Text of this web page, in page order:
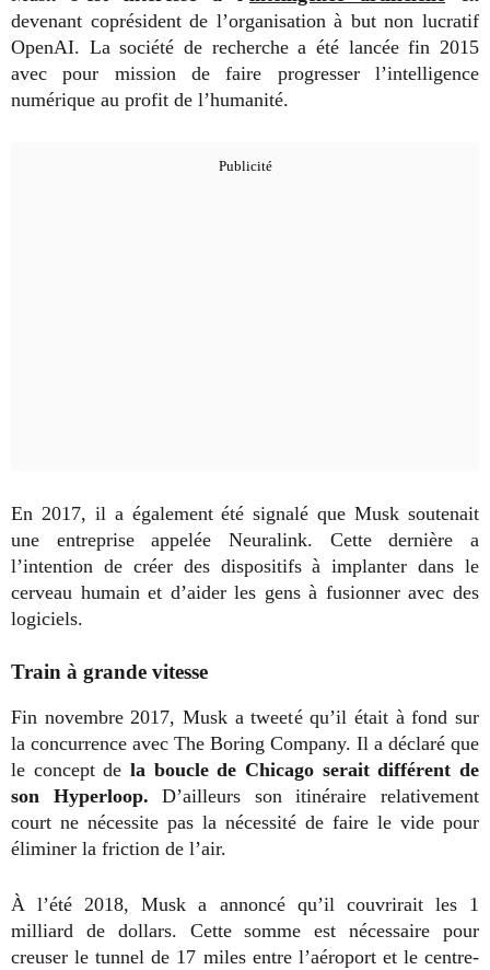
devenant coprésident de l’organisation à but non lucratif
OpenAI. La société de recherche a été lancée fin 2015
avec pour mission de faire progresser l’intelligence
numérique au profit de l’humanité.
En 2017, il a également été signalé que Musk soutenait
une entreprise appelée Neuralink. Cette dernière a
l’intention de créer des dispositifs à implanter dans le
cerveau humain et d’aider les gens à fusionner avec des
logiciels.
Train à grande vitesse
Fin novembre 2017, Musk a tweeté qu’il était à fond sur
la concurrence avec The Boring Company. Il a déclaré que
le concept de la boucle de Chicago serait différent de
son Hyperloop. D’ailleurs son itinéraire relativement
court ne nécessite pas la nécessité de faire le vide pour
éliminer la friction de l’air.
À l’été 2018, Musk a annoncé qu’il couvrirait les 1
milliard de dollars. Cette somme est nécessaire pour
creuser le tunnel de 17 miles entre l’aéroport et le centre-